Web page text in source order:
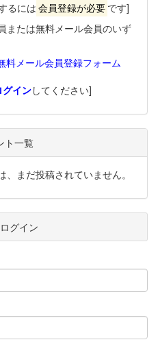
るには 会員登録が必要 です]
または無料メール会員のいず
料メール会員登録フォーム
グインしてください]
ト一覧
まだ投稿されていません。
グイン